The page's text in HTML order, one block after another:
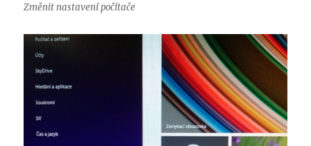
Změnit nastavení počítače